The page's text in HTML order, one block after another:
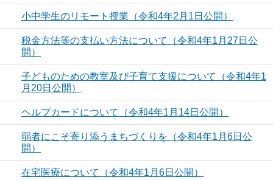
小中学生のリモート授業（令和4年2月1日公開）
税金方法等の支払い方法について（令和4年1月27日公
開）
子どものための教室及び子育て支援について（令和4年1
月20日公開）
ヘルプカードについて（令和4年1月14日公開）
弱者にこそ寄り添うまちづくりを（令和4年1月6日公
開）
在宅医療について（令和4年1月6日公開）